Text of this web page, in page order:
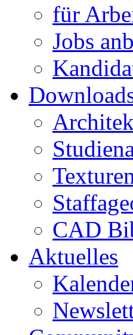
für
Jobs
CAD
Aktuelles